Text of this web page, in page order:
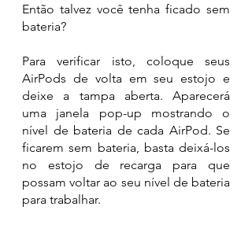
Então talvez você tenha ficado sem
bateria?
Para verificar isto, coloque seus
AirPods de volta em seu estojo e
deixe a tampa aberta. Aparecerá
uma janela pop-up mostrando o
nível de bateria de cada AirPod. Se
ficarem sem bateria, basta deixá-los
no estojo de recarga para que
possam voltar ao seu nível de bateria
para trabalhar.